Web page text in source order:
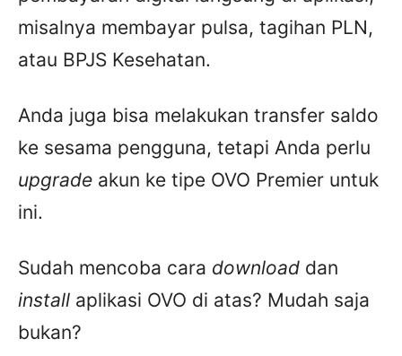
misalnya membayar pulsa, tagihan PLN,
atau BPJS Kesehatan.
Anda juga bisa melakukan transfer saldo
ke sesama pengguna, tetapi Anda perlu
upgrade akun ke tipe OVO Premier untuk
ini.
Sudah mencoba cara download dan
install aplikasi OVO di atas? Mudah saja
bukan?